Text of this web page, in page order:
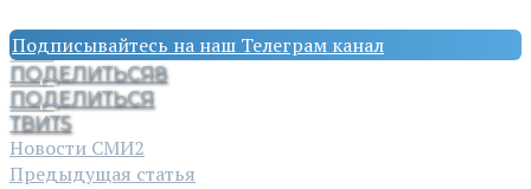
Подписывайтесь на наш Телеграм канал
ПОДЕЛИТЬСЯ8
ПОДЕЛИТЬСЯ
ТВИТ5
Новости СМИ2
Предыдущая статья